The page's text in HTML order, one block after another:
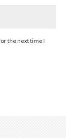
the next time I